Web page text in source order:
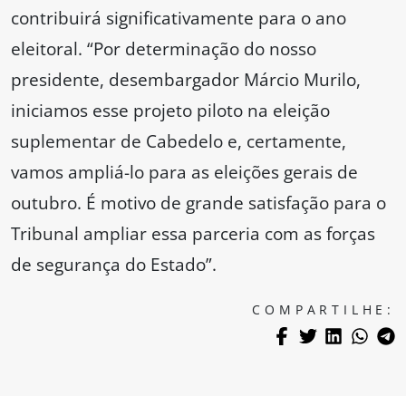
contribuirá significativamente para o ano
eleitoral. “Por determinação do nosso
presidente, desembargador Márcio Murilo,
iniciamos esse projeto piloto na eleição
suplementar de Cabedelo e, certamente,
vamos ampliá-lo para as eleições gerais de
outubro. É motivo de grande satisfação para o
Tribunal ampliar essa parceria com as forças
de segurança do Estado”.
COMPARTILHE: